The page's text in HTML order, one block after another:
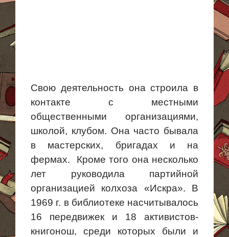
Свою деятельность она строила в
контакте с местными
общественными организациями,
школой, клубом. Она часто бывала
в мастерских, бригадах и на
фермах. Кроме того она несколько
лет руководила партийной
организацией колхоза «Искра». В
1969 г. в библиотеке насчитывалось
16 передвижек и 18 активистов-
книгонош, среди которых были и